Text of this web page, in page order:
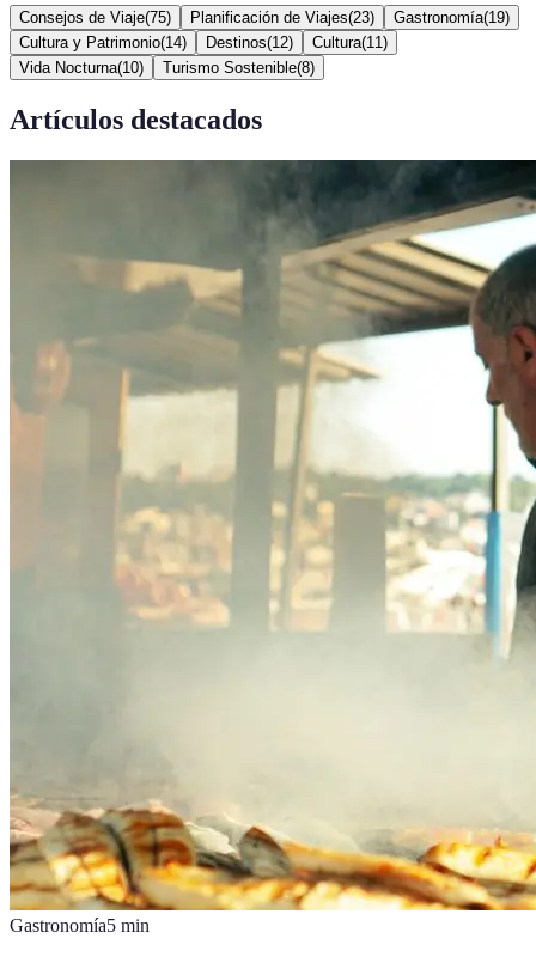
Consejos de Viaje(75) Planificación de Viajes(23) Gastronomía(19)
Cultura y Patrimonio(14) Destinos(12) Cultura(11 )
Vida Nocturna(10) Turismo Sostenible(8)
Artículos destacados
Gastronomía5 min